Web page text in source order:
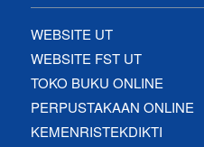
WEBSITE UT
WEBSITE FST UT
TOKO BUKU ONLINE
PERPUSTAKAAN ONLINE
KEMENRISTEKDIKTI